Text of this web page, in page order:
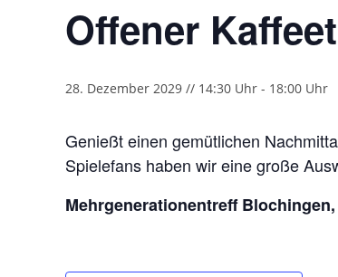
Offener
28. Dezember 2029 // 14:30 Uhr - 18:00 Uhr
Genießt einen gemütlichen
Spielefans haben wir eine große
Mehrgenerationentreff